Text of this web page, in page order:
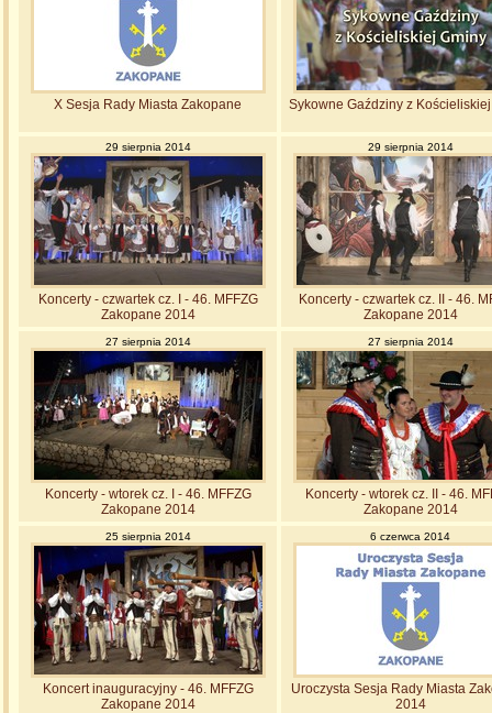
X Sesja Rady Miasta Zakopane Sykowne Gaździny z
29 sierpnia 2014
Koncerty - czwartek cz. I - 46. MFFZG
Zakopane 2014
29 sierpnia 2014
Koncerty - czwartek cz. II - 46.
Zakopane 2014
27 sierpnia 2014
Koncerty - wtorek cz. I - 46. MFFZG
Zakopane 2014
27 sierpnia 2014
Koncerty - wtorek cz. II - 46.
Zakopane 2014
25 sierpnia 2014
Koncert inauguracyjny - 46. MFFZG
Zakopane 2014
6 czerwca 2014
Uroczysta Sesja Rady Miasta
2014